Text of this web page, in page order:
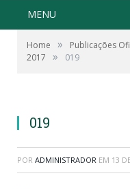
MENU
Home » Publicações
2017
» 019
019
POR ADMINISTRADOR EM 13